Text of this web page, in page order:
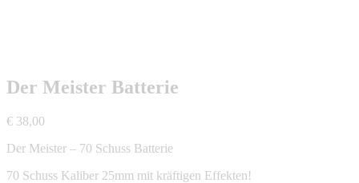
Der Meister Batterie
€ 38,00
Der Meister – 70 Schuss Batterie
70 Schuss Kaliber 25mm mit kräftigen Effekten!